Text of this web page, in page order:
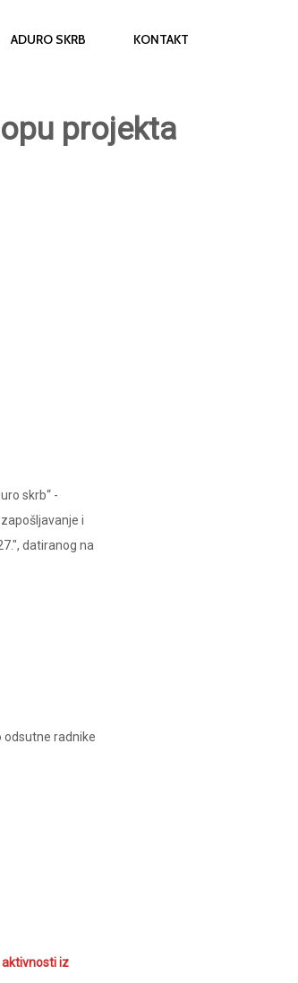
ADURO SKRB KONTAKT
projekta
skrb“ -
i
datiranog na
odsutne radnike
aktivnosti iz